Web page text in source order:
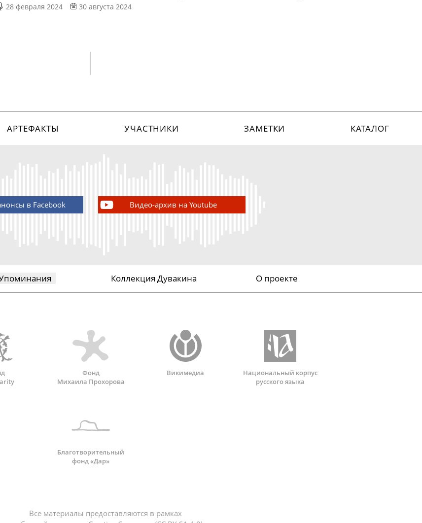
28 февраля 2024 30 августа 2024
АРТЕФАКТЫ УЧАСТНИКИ ЗАМЕТКИ КАТАЛОГ
в Facebook Видео-архив на Youtube
Коллекция Дувакина О проекте
Фонд
Михаила Прохорова
Викимедиа
Национальный корпус
русского языка
Благотворительный
фонд «Дар»
Все материалы предоставляются в рамках